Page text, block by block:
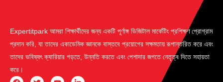
Expertitpark আমরা শিক্ষার্থীদের জন্য একটি পূর্ণাঙ্গ ডিজিটাল মার্কেটিং প্রশিক্ষণ প্রোগ্রাম
প্রদান করি, যা তাদের একাডেমিক জ্ঞানকে বাস্তবে প্রয়োগের সক্ষমতায় রূপান্তরিত করে এবং
তাদের ভবিষ্যৎ ক্যারিয়ার গড়তে, উন্নতি করতে এবং পেশাদার জগতে নেতৃত্ব দিতে সহায়তা
করে।